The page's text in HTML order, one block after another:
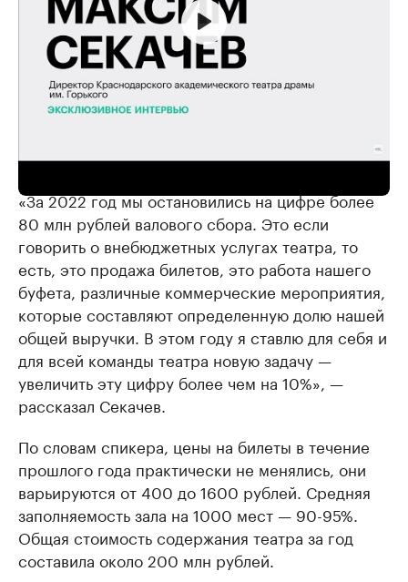
Секачев
«За 2022 год мы остановились на цифре более
80 млн рублей валового сбора. Это если
говорить о внебюджетных услугах театра, то
есть, это продажа билетов, это работа нашего
буфета, различные коммерческие мероприятия,
которые составляют определенную долю нашей
общей выручки. В этом году я ставлю для себя и
для всей команды театра новую задачу —
увеличить эту цифру более чем на 10%», —
рассказал Секачев.
По словам спикера, цены на билеты в течение
прошлого года практически не менялись, они
варьируются от 400 до 1600 рублей. Средняя
заполняемость зала на 1000 мест — 90-95%.
Общая стоимость содержания театра за год
составила около 200 млн рублей.